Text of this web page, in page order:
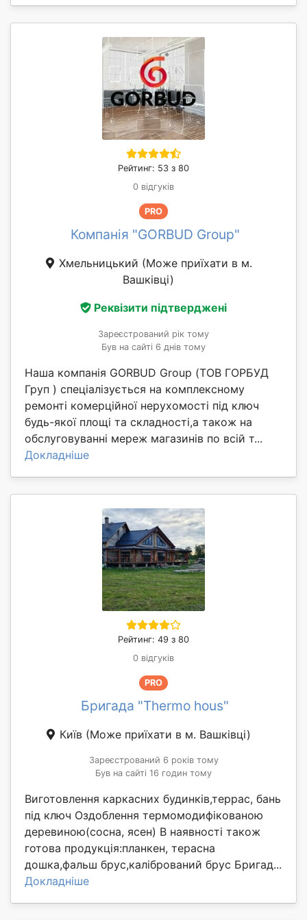
Рейтинг: 53 з 80
0 відгуків
PRO
Компанія "GORBUD Group"
Хмельницький (Може приїхати в м.
Вашківці)
Реквізити підтверджені
Зареєстрований рік тому
Був на сайті 6 днів тому
Наша компанія GORBUD Group (ТОВ ГОРБУД
Груп ) спеціалізується на комплексному
ремонті комерційної нерухомості під ключ
будь-якої площі та складності,а також на
обслуговуванні мереж магазинів по всій т...
Докладніше
Рейтинг: 49 з 80
0 відгуків
PRO
Бригада "Thermo hous"
Київ (Може приїхати в м. Вашківці)
Зареєстрований 6 років тому
Був на сайті 16 годин тому
Виготовлення каркасних будинків,террас, бань
під ключ Оздоблення термомодифікованою
деревиною(сосна, ясен) В наявності також
готова продукція:планкен, терасна
дошка,фальш брус,калібрований брус Бригад...
Докладніше